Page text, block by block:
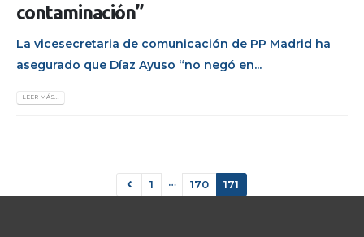
contaminación”
La vicesecretaria de comunicación de PP Madrid ha
asegurado que Díaz Ayuso “no negó en...
LEER MÁS...
1 … 170 171